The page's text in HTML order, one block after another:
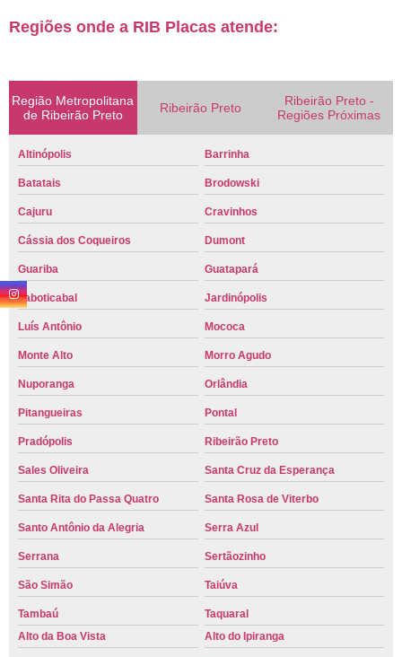
Regiões onde a RIB Placas atende:
Região Metropolitana
de Ribeirão Preto
Ribeirão Preto
Ribeirão Preto -
Regiões Próximas
Altinópolis Barrinha
Batatais Brodowski
Cajuru Cravinhos
Cássia dos Coqueiros Dumont
Guariba Guatapará
Jaboticabal Jardinópolis
Luís Antônio Mococa
Monte Alto Morro Agudo
Nuporanga Orlândia
Pitangueiras Pontal
Pradópolis Ribeirão Preto
Sales Oliveira Santa Cruz da Esperança
Santa Rita do Passa Quatro Santa Rosa de Viterbo
Santo Antônio da Alegria Serra Azul
Serrana Sertãozinho
São Simão Taiúva
Tambaú
Taquaral
Alto da Boa Vista
Alto do Ipiranga